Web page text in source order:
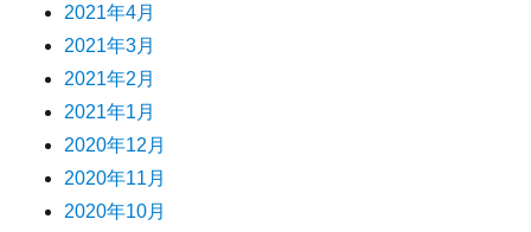
2021年4月
2021年3月
2021年2月
2021年1月
2020年12月
2020年11月
2020年10月